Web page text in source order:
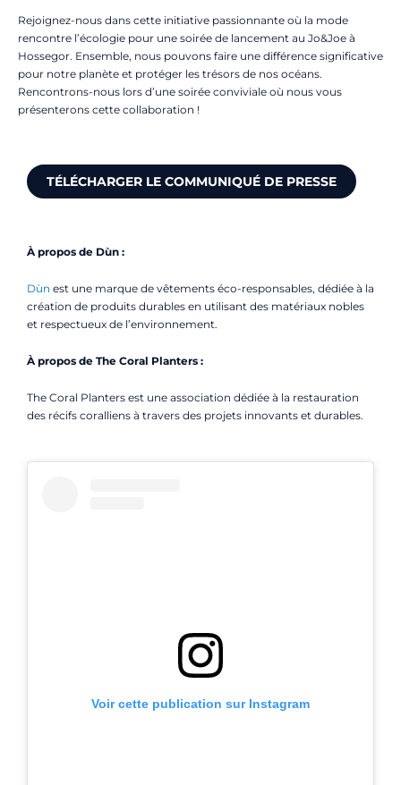
Rejoignez-nous dans cette initiative passionnante où la mode
rencontre l’écologie pour une soirée de lancement au Jo&Joe à
Hossegor. Ensemble, nous pouvons faire une différence significative
pour notre planète et protéger les trésors de nos océans.
Rencontrons-nous lors d’une soirée conviviale où nous vous
présenterons cette collaboration !
TÉLÉCHARGER LE COMMUNIQUÉ DE PRESSE
À propos de Dùn :
Dùn est une marque de vêtements éco-responsables, dédiée à la
création de produits durables en utilisant des matériaux nobles
et respectueux de l’environnement.
À propos de The Coral Planters :
The Coral Planters est une association dédiée à la restauration
des récifs coralliens à travers des projets innovants et durables.
Voir cette publication sur Instagram